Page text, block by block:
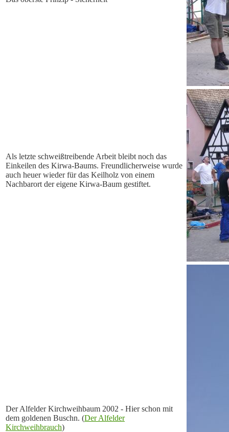
Als letzte schweißtreibende Arbeit bleibt noch das
Einkeilen des Kirwa-Baums. Freundlicherweise wurde
auch heuer wieder für das Keilholz von einem
Nachbarort der eigene Kirwa-Baum gestiftet.
Der Alfelder Kirchweihbaum 2002 - Hier schon mit
dem goldenen Buschn. (Der Alfelder
Kirchweihbrauch)